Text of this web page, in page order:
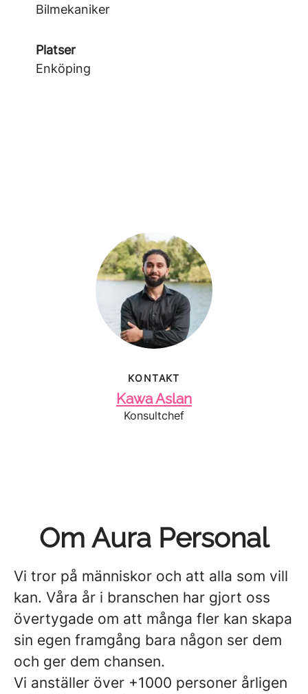
Bilmekaniker
Platser
Enköping
KONTAKT
Kawa Aslan
Konsultchef
Om Aura Personal
Vi tror på människor och att alla som vill
kan. Våra år i branschen har gjort oss
övertygade om att många fler kan skapa
sin egen framgång bara någon ser dem
och ger dem chansen.
Vi anställer över +1000 personer årligen